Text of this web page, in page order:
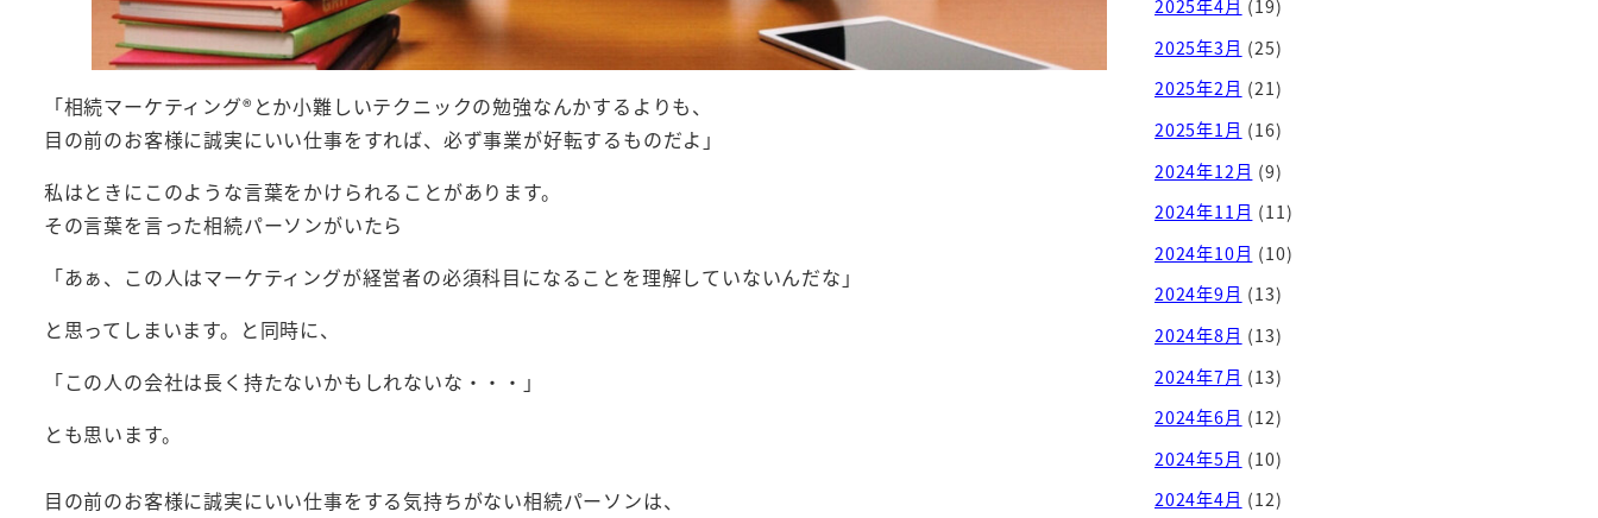
「相続マーケティング®︎とか小難しいテクニックの勉強なんかするよりも、
目の前のお客様に誠実にいい仕事をすれば、必ず事業が好転するものだよ」
私はときにこのような言葉をかけられることがあります。
その言葉を言った相続パーソンがいたら
「あぁ、この人はマーケティングが経営者の必須科目になることを理解していないんだな」
と思ってしまいます。と同時に、
「この人の会社は長く持たないかもしれないな・・・」
とも思います。
目の前のお客様に誠実にいい仕事をする気持ちがない相続パーソンは、
2025年4月 (19)
2025年3月 (25)
2025年2月 (21)
2025年1月 (16)
2024年12月 (9)
2024年11月 (11)
2024年10月 (10)
2024年9月 (13)
2024年8月 (13)
2024年7月 (13)
2024年6月 (12)
2024年5月 (10)
2024年4月 (12)